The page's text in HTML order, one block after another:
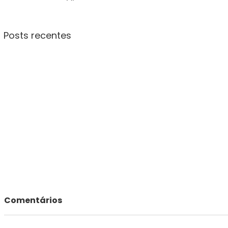
Posts recentes
Comentários